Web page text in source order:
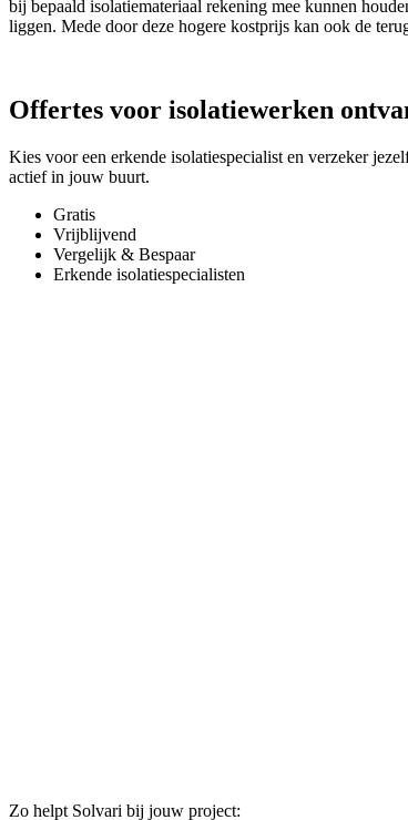
bij bepaald isolatiemateriaal rekening mee kunnen
liggen. Mede door deze hogere kostprijs kan ook de
Offertes voor isolatiewerken
Kies voor een erkende isolatiespecialist en verzeker
actief in jouw buurt.
Gratis
Vrijblijvend
Vergelijk & Bespaar
Erkende isolatiespecialisten
Zo helpt Solvari bij jouw project: